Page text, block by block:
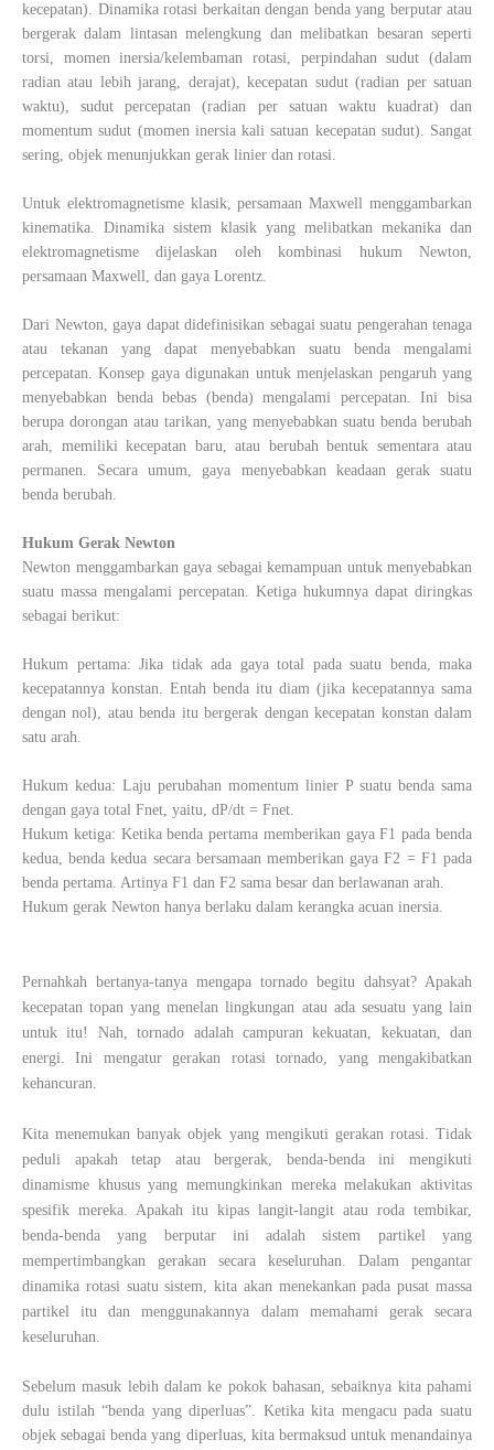
kecepatan). Dinamika rotasi berkaitan dengan benda yang berputar atau
bergerak dalam lintasan melengkung dan melibatkan besaran seperti
torsi, momen inersia/kelembaman rotasi, perpindahan sudut (dalam
radian atau lebih jarang, derajat), kecepatan sudut (radian per satuan
waktu), sudut percepatan (radian per satuan waktu kuadrat) dan
momentum sudut (momen inersia kali satuan kecepatan sudut). Sangat
sering, objek menunjukkan gerak linier dan rotasi.
Untuk elektromagnetisme klasik, persamaan Maxwell menggambarkan
kinematika. Dinamika sistem klasik yang melibatkan mekanika dan
elektromagnetisme dijelaskan oleh kombinasi hukum Newton,
persamaan Maxwell, dan gaya Lorentz.
Dari Newton, gaya dapat didefinisikan sebagai suatu pengerahan tenaga
atau tekanan yang dapat menyebabkan suatu benda mengalami
percepatan. Konsep gaya digunakan untuk menjelaskan pengaruh yang
menyebabkan benda bebas (benda) mengalami percepatan. Ini bisa
berupa dorongan atau tarikan, yang menyebabkan suatu benda berubah
arah, memiliki kecepatan baru, atau berubah bentuk sementara atau
permanen. Secara umum, gaya menyebabkan keadaan gerak suatu
benda berubah.
Hukum Gerak Newton
Newton menggambarkan gaya sebagai kemampuan untuk menyebabkan
suatu massa mengalami percepatan. Ketiga hukumnya dapat diringkas
sebagai berikut:
Hukum pertama: Jika tidak ada gaya total pada suatu benda, maka
kecepatannya konstan. Entah benda itu diam (jika kecepatannya sama
dengan nol), atau benda itu bergerak dengan kecepatan konstan dalam
satu arah.
Hukum kedua: Laju perubahan momentum linier P suatu benda sama
dengan gaya total Fnet, yaitu, dP/dt = Fnet.
Hukum ketiga: Ketika benda pertama memberikan gaya F1 pada benda
kedua, benda kedua secara bersamaan memberikan gaya F2 = F1 pada
benda pertama. Artinya F1 dan F2 sama besar dan berlawanan arah.
Hukum gerak Newton hanya berlaku dalam kerangka acuan inersia.
Pernahkah bertanya-tanya mengapa tornado begitu dahsyat? Apakah
kecepatan topan yang menelan lingkungan atau ada sesuatu yang lain
untuk itu! Nah, tornado adalah campuran kekuatan, kekuatan, dan
energi. Ini mengatur gerakan rotasi tornado, yang mengakibatkan
kehancuran.
Kita menemukan banyak objek yang mengikuti gerakan rotasi. Tidak
peduli apakah tetap atau bergerak, benda-benda ini mengikuti
dinamisme khusus yang memungkinkan mereka melakukan aktivitas
spesifik mereka. Apakah itu kipas langit-langit atau roda tembikar,
benda-benda yang berputar ini adalah sistem partikel yang
mempertimbangkan gerakan secara keseluruhan. Dalam pengantar
dinamika rotasi suatu sistem, kita akan menekankan pada pusat massa
partikel itu dan menggunakannya dalam memahami gerak secara
keseluruhan.
Sebelum masuk lebih dalam ke pokok bahasan, sebaiknya kita pahami
dulu istilah “benda yang diperluas”. Ketika kita mengacu pada suatu
objek sebagai benda yang diperluas, kita bermaksud untuk menandainya